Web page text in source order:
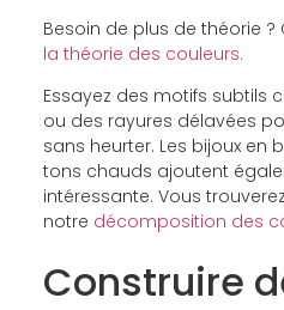
Besoin de plus de théorie ?
la théorie des couleurs.
Essayez des motifs subtils
ou des rayures délavées
sans heurter. Les bijoux en
tons chauds ajoutent
intéressante. Vous
notre décomposition des
Construire